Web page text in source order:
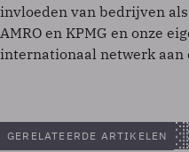
invloeden van bedrijven
AMRO en KPMG en onze
internationaal netwerk aan
GERELATEERDE ARTIKELEN